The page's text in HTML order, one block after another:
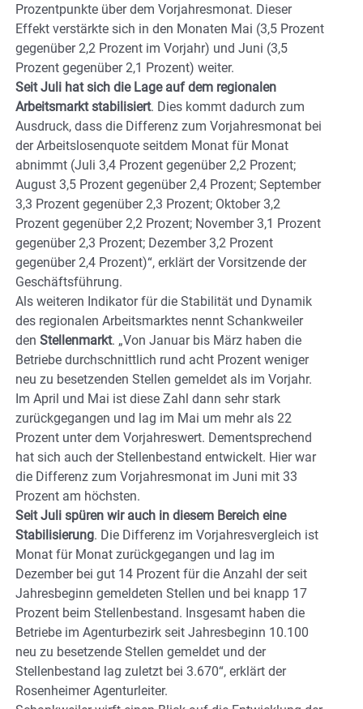
Prozentpunkte über dem Vorjahresmonat. Dieser
Effekt verstärkte sich in den Monaten Mai (3,5 Prozent
gegenüber 2,2 Prozent im Vorjahr) und Juni (3,5
Prozent gegenüber 2,1 Prozent) weiter.
Seit Juli hat sich die Lage auf dem regionalen
Arbeitsmarkt stabilisiert. Dies kommt dadurch zum
Ausdruck, dass die Differenz zum Vorjahresmonat bei
der Arbeitslosenquote seitdem Monat für Monat
abnimmt (Juli 3,4 Prozent gegenüber 2,2 Prozent;
August 3,5 Prozent gegenüber 2,4 Prozent; September
3,3 Prozent gegenüber 2,3 Prozent; Oktober 3,2
Prozent gegenüber 2,2 Prozent; November 3,1 Prozent
gegenüber 2,3 Prozent; Dezember 3,2 Prozent
gegenüber 2,4 Prozent)“, erklärt der Vorsitzende der
Geschäftsführung.
Als weiteren Indikator für die Stabilität und Dynamik
des regionalen Arbeitsmarktes nennt Schankweiler
den Stellenmarkt. „Von Januar bis März haben die
Betriebe durchschnittlich rund acht Prozent weniger
neu zu besetzenden Stellen gemeldet als im Vorjahr.
Im April und Mai ist diese Zahl dann sehr stark
zurückgegangen und lag im Mai um mehr als 22
Prozent unter dem Vorjahreswert. Dementsprechend
hat sich auch der Stellenbestand entwickelt. Hier war
die Differenz zum Vorjahresmonat im Juni mit 33
Prozent am höchsten.
Seit Juli spüren wir auch in diesem Bereich eine
Stabilisierung. Die Differenz im Vorjahresvergleich ist
Monat für Monat zurückgegangen und lag im
Dezember bei gut 14 Prozent für die Anzahl der seit
Jahresbeginn gemeldeten Stellen und bei knapp 17
Prozent beim Stellenbestand. Insgesamt haben die
Betriebe im Agenturbezirk seit Jahresbeginn 10.100
neu zu besetzende Stellen gemeldet und der
Stellenbestand lag zuletzt bei 3.670“, erklärt der
Rosenheimer Agenturleiter.